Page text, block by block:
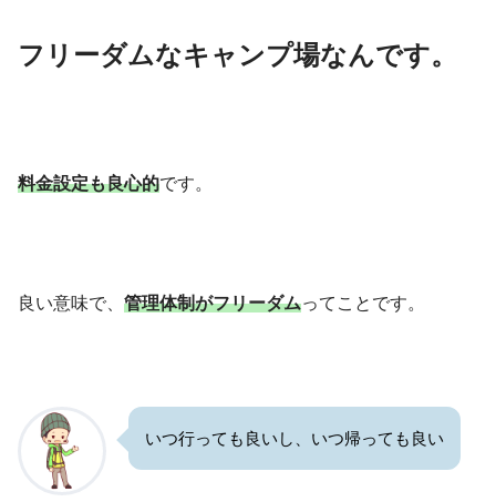
フリーダムなキャンプ場なんです。
料金設定も良心的です。
良い意味で、 管理体制がフリーダムってことです。
いつ行っても良いし、いつ帰っても良い